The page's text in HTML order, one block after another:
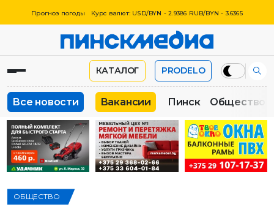
Прогноз погоды Курс валют: USD/BYN - 2.9386 RUB/BYN - 3.6365
КАТАЛОГ PRODELO
Все новости Вакансии Пинск Общество
ОБЩЕСТВО